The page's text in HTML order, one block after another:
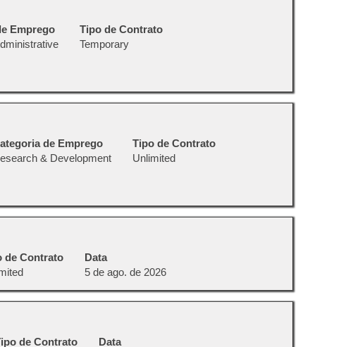
Emprego
Tipo de Contrato
Temporary
de Emprego
& Development
Tipo de Contrato
Unlimited
de Contrato
Data
5 de ago. de 2026
de Contrato Data